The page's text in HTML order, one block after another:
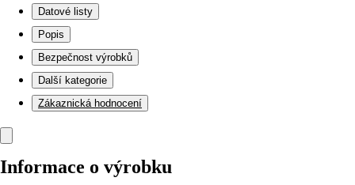
Datové listy
Popis
Bezpečnost výrobků
Další kategorie
Zákaznická hodnocení
Informace o výrobku